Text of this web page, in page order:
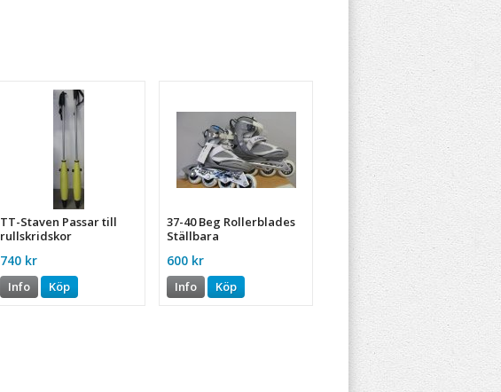
TT-Staven Passar till
rullskridskor
740 kr
Info Köp
37-40 Beg Rollerblades
Ställbara
600 kr
Info Köp